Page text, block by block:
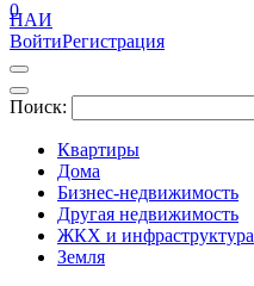
ПАИ
ВойтиРегистрация
Поиск:
Квартиры
Дома
Бизнес-недвижимость
Другая недвижимость
ЖКХ и инфраструктура
Земля
0